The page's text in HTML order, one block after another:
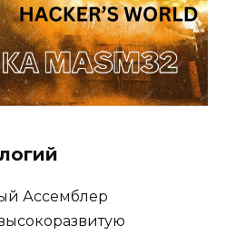
Ассемблер